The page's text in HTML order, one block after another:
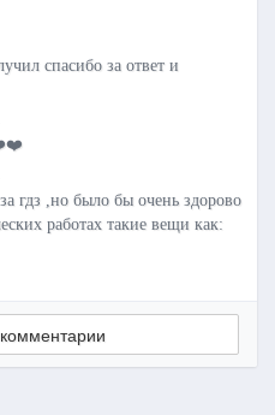
спасибо за ответ и
гдз ,но было бы очень здорово
работах такие вещи как: